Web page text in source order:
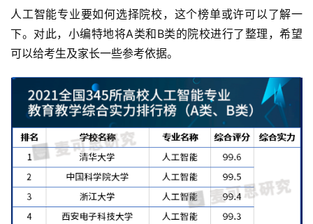
人工智能专业要如何选择院校，这个榜单或许可以了解一
下。对此，小编特地将A类和B类的院校进行了整理，希望
可以给考生及家长一些参考依据。